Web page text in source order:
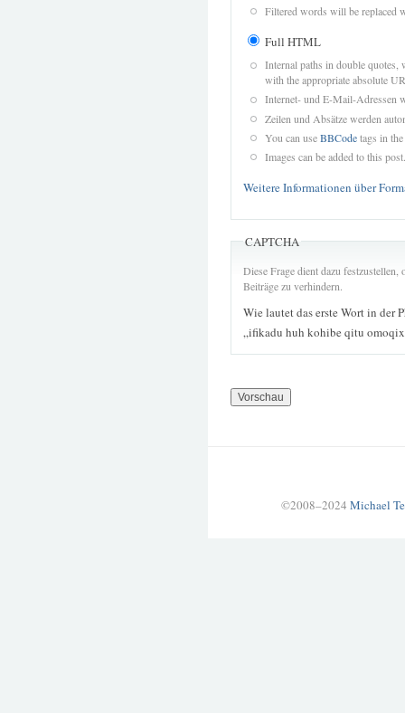
Filtered words will be replaced
Full HTML
Internal paths in double quotes,
with the appropriate absolute
Internet- und E-Mail-Adressen
Zeilen und Absätze werden
You can useBBCodetags in
Images can be added to this post.
Weitere Informationen über
CAPTCHA
Diese Frage dient dazu
Beiträge zu verhindern.
Wie lautet das erste Wort in der
„ifikadu huh kohibe qitu
©2008–2024 Michael